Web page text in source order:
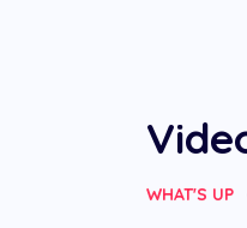
WHAT'S UP